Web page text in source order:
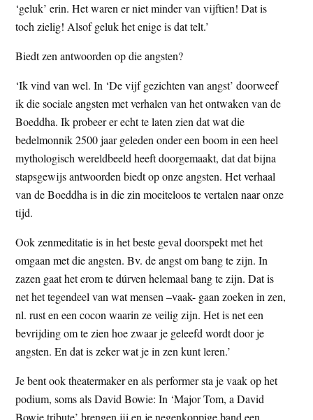
‘geluk’ erin. Het waren er niet minder van vijftien! Dat is
toch zielig! Alsof geluk het enige is dat telt.’
Biedt zen antwoorden op die angsten?
‘Ik vind van wel. In ‘De vijf gezichten van angst’ doorweef
ik die sociale angsten met verhalen van het ontwaken van de
Boeddha. Ik probeer er echt te laten zien dat wat die
bedelmonnik 2500 jaar geleden onder een boom in een heel
mythologisch wereldbeeld heeft doorgemaakt, dat dat bijna
stapsgewijs antwoorden biedt op onze angsten. Het verhaal
van de Boeddha is in die zin moeiteloos te vertalen naar onze
tijd.
Ook zenmeditatie is in het beste geval doorspekt met het
omgaan met die angsten. Bv. de angst om bang te zijn. In
zazen gaat het erom te dúrven helemaal bang te zijn. Dat is
net het tegendeel van wat mensen –vaak- gaan zoeken in zen,
nl. rust en een cocon waarin ze veilig zijn. Het is net een
bevrijding om te zien hoe zwaar je geleefd wordt door je
angsten. En dat is zeker wat je in zen kunt leren.’
Je bent ook theatermaker en als performer sta je vaak op het
podium, soms als David Bowie: In ‘Major Tom, a David